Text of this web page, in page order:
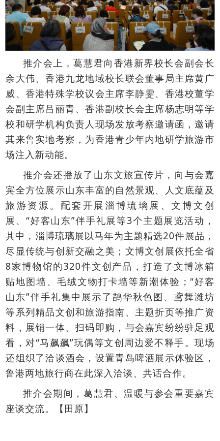
推介会上，葛慧君向香港新界校长会副会长
余大伟、香港九龙地域校长联会董事局主席黄广
威、香港特殊学校议会主席李静雯、香港校董学
会副主席吕丽青、香港副校长会主席杨志明等学
校和研学机构负责人现场发放考察邀请函，邀请
其来鲁实地考察，为香港青少年内地研学旅游市
场注入新动能。
推介会还播放了山东文旅宣传片，向与会嘉
宾全方位展示山东丰富的自然景观、人文底蕴及
旅游资源。配套开展淄博琉璃展、文博文创
展、 “好客山东”伴手礼展等3个主题展览活动，
其中，淄博琉璃展以马年为主题精选20件展品，
尽显传统与创新交融之美；文博文创展依托全省
8家博物馆的320件文创产品，打造了文博冰箱
贴地图墙、毛绒文物打卡墙等新潮体验； “好客
山东”伴手礼集中展示了鹊华秋色图、鸢舞潍坊
等系列精品文创和旅游指南、主题折页等推广资
料，展销一体、扫码即购，与会嘉宾纷纷驻足观
看，对“马飙飙”玩偶等文创周边爱不释手。现场
还组织了洽谈酒会，设置青岛啤酒展示体验区，
鲁港两地旅行商在此深入洽谈、共话合作。
推介会期间，葛慧君、温暖与参会重要嘉宾
座谈交流。
【 田原 】